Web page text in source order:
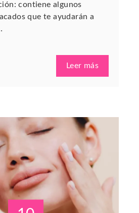
contiene algunos
que te ayudarán a
Leer más